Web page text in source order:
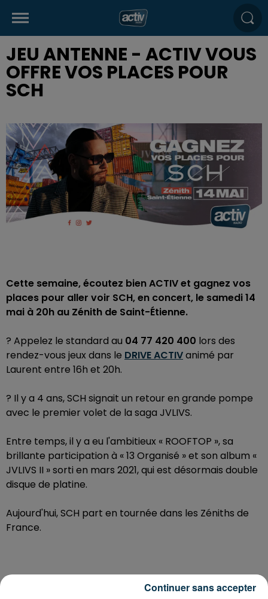
JEU ANTENNE - ACTIV VOUS
OFFRE VOS PLACES POUR
SCH
Cette semaine, écoutez bien ACTIV et gagnez vos
places pour aller voir SCH, en concert, le samedi 14
mai à 20h au Zénith de Saint-Étienne.
? Appelez le standard au 04 77 420 400 lors des
rendez-vous jeux dans le DRIVE ACTIVanimé par
Laurent entre 16h et 20h.
? Il y a 4 ans, SCH signait un retour en grande pompe
avec le premier volet de la saga JVLIVS.
Entre temps, il y a eu l'ambitieux « ROOFTOP », sa
brillante participation à « 13 Organisé » et son album «
JVLIVS II » sorti en mars 2021, qui est désormais double
disque de platine.
Aujourd'hui, SCH part en tournée dans les Zéniths de
France.
Continuer sans accepter